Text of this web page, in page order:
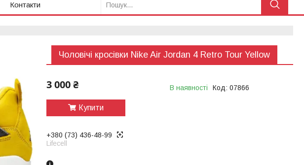
Контакти
Чоловічі кросівки Nike Air Jordan 4 Retro Tour Yellow
3 000 ₴ В наявності Код: 07866
Купити
+380 (73) 436-48-99
Lifecell